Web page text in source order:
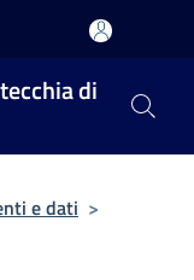
di
e dati >